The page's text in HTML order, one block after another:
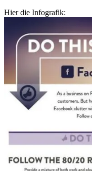
Hier die Infografik: